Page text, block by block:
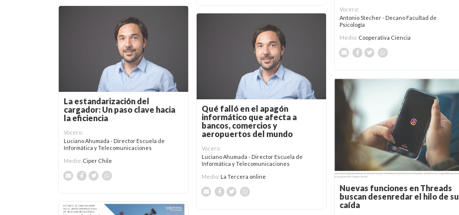
Vocero:
Antonio Stecher - Decano Facultad de
Psicología
Medio: Cooperativa Ciencia
La estandarización del
cargador: Un paso clave hacia
la eficiencia
Vocero:
Luciano Ahumada - Director Escuela de
Informática y Telecomunicaciones
Medio: Ciper Chile
Qué falló en el apagón
informático que afecta a
bancos, comercios y
aeropuertos del mundo
Vocero:
Luciano Ahumada - Director Escuela de
Informática y Telecomunicaciones
Medio: La Tercera online
Nuevas funciones en Threads
buscan desenredar el hilo de su
caída